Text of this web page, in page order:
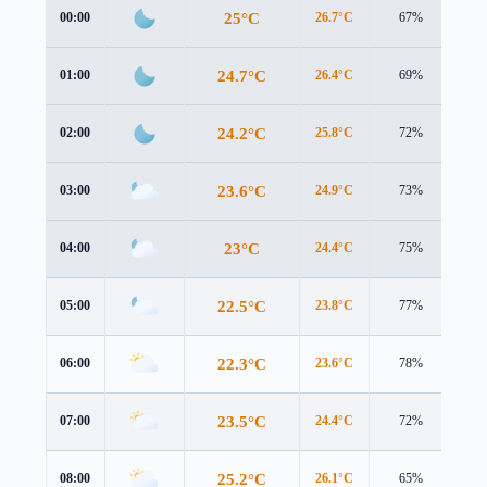
00:00 25°C 26.7°C 67%
01:00 24.7°C 26.4°C 69%
02:00 24.2°C 25.8°C 72%
03:00 23.6°C 24.9°C 73%
04:00 23°C 24.4°C 75%
05:00 22.5°C 23.8°C 77%
06:00 22.3°C 23.6°C 78%
07:00 23.5°C 24.4°C 72%
08:00 25.2°C 26.1°C 65%